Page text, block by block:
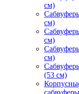
см)
см)
см)
см)
(53 см)
сабвуферы